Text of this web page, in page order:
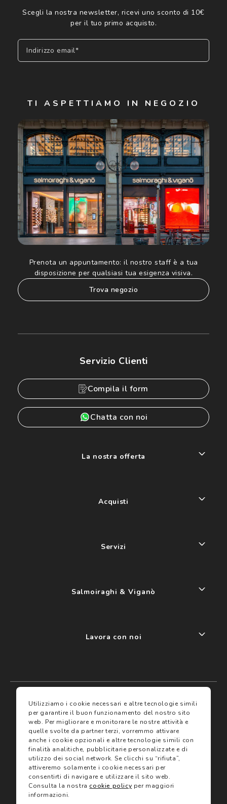
I miei preferiti
Assicurazioni
Servizi
Trova negozio
Scegli la nostra newsletter, ricevi uno sconto di 10€
per il tuo primo acquisto.
Indirizzo email*
Cliccando su "Iscriviti", confermo di avere più di 16 anni e
acconsento all'utilizzo dei miei Dati Personali da parte di
Luxottica Group S.p.A. per l'invio di offerte speciali, novità
ed altre comunicazioni di carattere pubblicitario (consultare
Informativa sulla privacyper ulteriori informazioni).
TI ASPETTIAMO IN NEGOZIO
Prenota un appuntamento: il nostro staff è a tua
disposizione per qualsiasi tua esigenza visiva.
trova negozio
Servizio Clienti
Compila il form
Chatta con noi
La nostra offerta
Acquisti
Servizi
Salmoiraghi & Viganò
Lavora con noi
Termini e condizioni
Termini di vendita
Avvertenze e informazioni di sicurezza sui prodotti
Informativa sulla Privacy
Utilizzo dei cookie
Utilizziamo i cookie necessari e altre tecnologie simili
per garantire il buon funzionamento del nostro sito
web. Per migliorare e monitorare le nostre attività e
quelle svolte da partner terzi, vorremmo attivare
anche i cookie opzionali e altre tecnologie simili con
finalità analitiche, pubblicitarie personalizzate e di
utilizzo dei social network. Se clicchi su “rifiuta”,
attiveremo solamente i cookie necessari per
consentirti di navigare e utilizzare il sito web.
Consulta la nostracookie policy per maggiori
informazioni.